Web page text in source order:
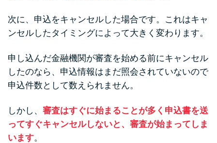
次に、申込をキャンセルした場合です。これはキャ
ンセルしたタイミングによって大きく変わります。
申し込んだ金融機関が審査を始める前にキャンセル
したのなら、申込情報はまだ照会されていないので
申込件数として数えられません。
しかし、 審査はすぐに始まることが多く申込書を送
ってすぐキャンセルしないと、審査が始まってしま
います。